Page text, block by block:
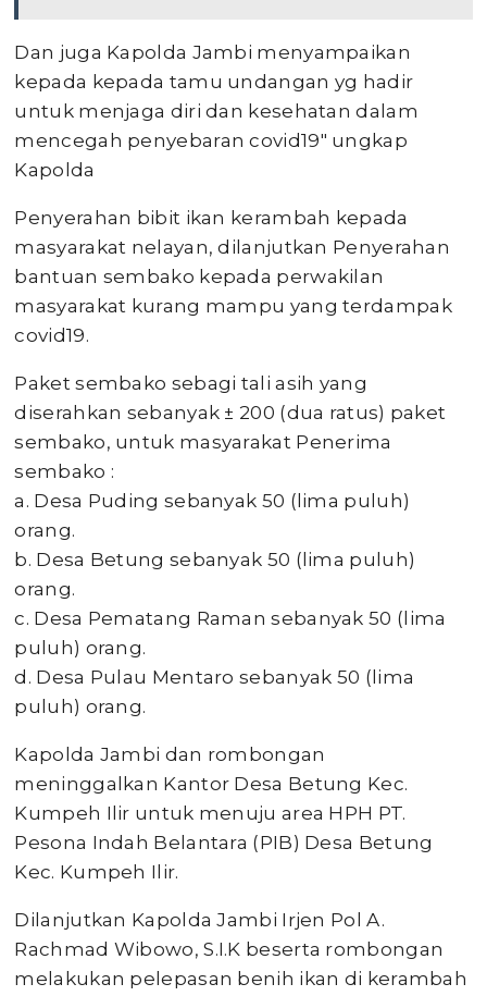
Dan juga Kapolda Jambi menyampaikan
kepada kepada tamu undangan yg hadir
untuk menjaga diri dan kesehatan dalam
mencegah penyebaran covid19″ ungkap
Kapolda
Penyerahan bibit ikan kerambah kepada
masyarakat nelayan, dilanjutkan Penyerahan
bantuan sembako kepada perwakilan
masyarakat kurang mampu yang terdampak
covid19.
Paket sembako sebagi tali asih yang
diserahkan sebanyak ± 200 (dua ratus) paket
sembako, untuk masyarakat Penerima
sembako :
a. Desa Puding sebanyak 50 (lima puluh)
orang.
b. Desa Betung sebanyak 50 (lima puluh)
orang.
c. Desa Pematang Raman sebanyak 50 (lima
puluh) orang.
d. Desa Pulau Mentaro sebanyak 50 (lima
puluh) orang.
Kapolda Jambi dan rombongan
meninggalkan Kantor Desa Betung Kec.
Kumpeh Ilir untuk menuju area HPH PT.
Pesona Indah Belantara (PIB) Desa Betung
Kec. Kumpeh Ilir.
Dilanjutkan Kapolda Jambi Irjen Pol A.
Rachmad Wibowo, S.I.K beserta rombongan
melakukan pelepasan benih ikan di kerambah